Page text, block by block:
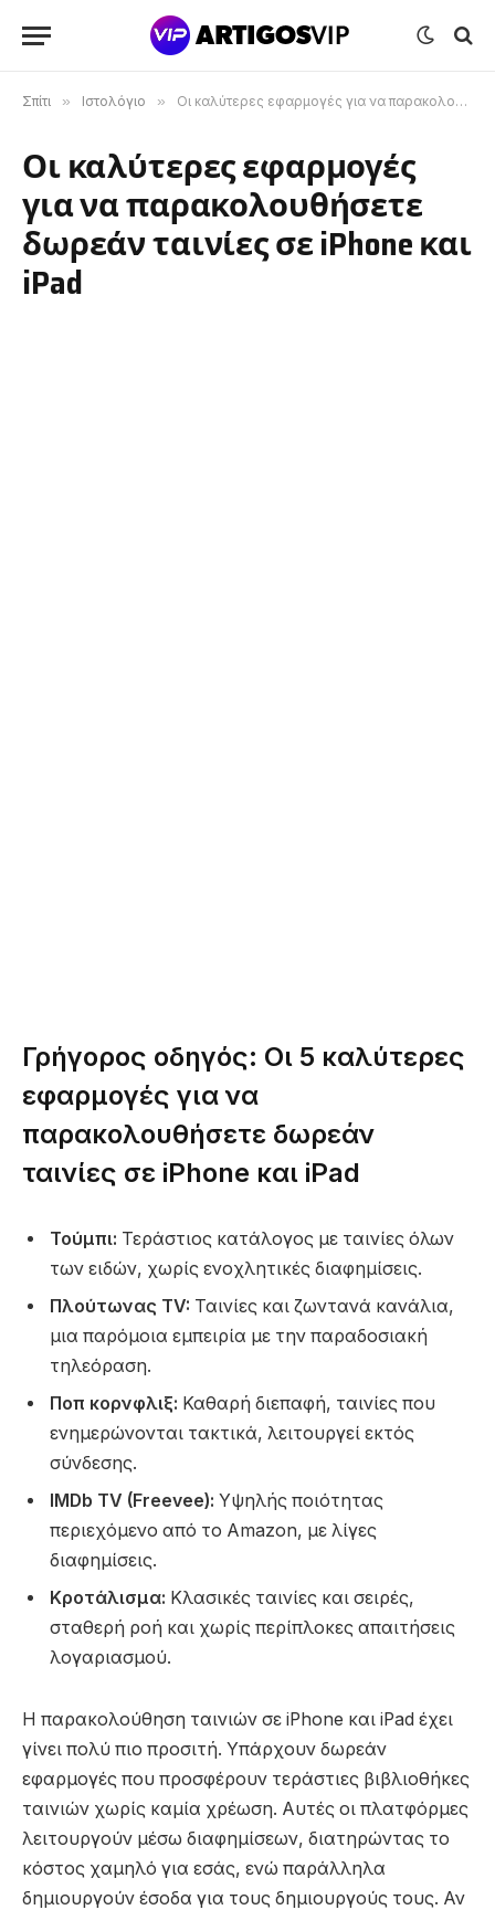
Σπίτι » Ιστολόγιο » Οι καλύτερες εφαρμογές για να παρακολουθήσετε δωρεάν ταινίες σε iPhone και iPad
Οι καλύτερες εφαρμογές
για να παρακολουθήσετε
δωρεάν ταινίες σε iPhone και
iPad
Γρήγορος οδηγός: Οι 5 καλύτερες
εφαρμογές για να
παρακολουθήσετε δωρεάν
ταινίες σε iPhone και iPad
Τούμπι: Τεράστιος κατάλογος με ταινίες όλων
των ειδών, χωρίς ενοχλητικές διαφημίσεις.
Πλούτωνας TV: Ταινίες και ζωντανά κανάλια,
μια παρόμοια εμπειρία με την παραδοσιακή
τηλεόραση.
Ποπ κορνφλιξ: Καθαρή διεπαφή, ταινίες που
ενημερώνονται τακτικά, λειτουργεί εκτός
σύνδεσης.
IMDb TV (Freevee): Υψηλής ποιότητας
περιεχόμενο από το Amazon, με λίγες
διαφημίσεις.
Κροτάλισμα: Κλασικές ταινίες και σειρές,
σταθερή ροή και χωρίς περίπλοκες απαιτήσεις
λογαριασμού.
Η παρακολούθηση ταινιών σε iPhone και iPad έχει
γίνει πολύ πιο προσιτή. Υπάρχουν δωρεάν
εφαρμογές που προσφέρουν τεράστιες βιβλιοθήκες
ταινιών χωρίς καμία χρέωση. Αυτές οι πλατφόρμες
λειτουργούν μέσω διαφημίσεων, διατηρώντας το
κόστος χαμηλό για εσάς, ενώ παράλληλα
δημιουργούν έσοδα για τους δημιουργούς τους. Αν